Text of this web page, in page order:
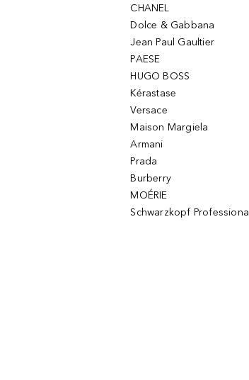
CHANEL
Dolce & Gabbana
Jean Paul Gaultier
PAESE
HUGO BOSS
Kérastase
Versace
Maison Margiela
Armani
Prada
Burberry
MOÉRIE
Schwarzkopf Professional